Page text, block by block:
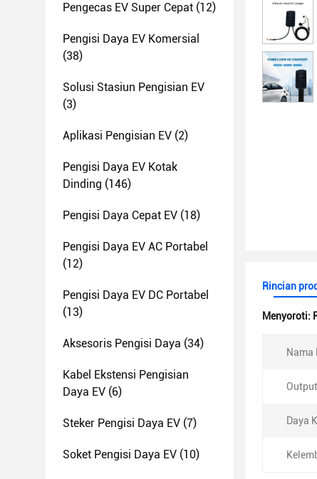
Pengecas EV Super Cepat (12)
Pengisi Daya EV Komersial
(38)
Solusi Stasiun Pengisian EV
(3)
Aplikasi Pengisian EV (2)
Pengisi Daya EV Kotak
Dinding (146)
Pengisi Daya Cepat EV (18)
Pengisi Daya EV AC Portabel
(12)
Pengisi Daya EV DC Portabel
(13)
Aksesoris Pengisi Daya (34)
Kabel Ekstensi Pengisian
Daya EV (6)
Steker Pengisi Daya EV (7)
Soket Pengisi Daya EV (10)
Rincian
Menyoroti:
Nama
Daya